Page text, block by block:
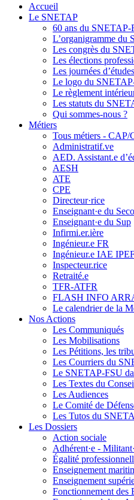
Accueil
Le SNETAP
60 ans du SNETAP-
L’organigramme du
Les congrès du
Les élections
Les journées
Le logo du
Le règlement
Les statuts du
Qui sommes-nous ?
Métiers
Tous métiers - CAP/
Administratif.ve
AED. Assistant.e
AESH
ATE
CPE
Directeur·rice
Enseignant·e du
Enseignant·e du Sup
Infirmi.er.ière
Ingénieur.e FR
Ingénieur.e IAE
Inspecteur.rice
Retraité.e
TFR-ATFR
FLASH INFO
Le calendrier de la
Nos Actions
Les Communiqués
Les Mobilisations
Les Pétitions, les
Les Courriers du
Le SNETAP-FSU
Les Textes du
Les Audiences
Le Comité de
Les Tutos du
Les Dossiers
Action sociale
Adhérent·e -
Égalité
Enseignement
Enseignement
Fonctionnement